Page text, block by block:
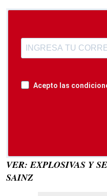
Acepto las
VER: EXPLOSIVAS Y
SAINZ